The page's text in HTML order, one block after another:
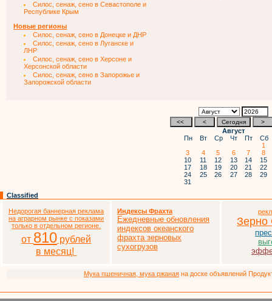
Силос, сенаж, сено в Севастополе и
Республике Крым
Новые регионы
Силос, сенаж, сено в Донецке и ДНР
Силос, сенаж, сено в Луганске и
ЛНР
Силос, сенаж, сено в Херсоне и
Херсонской области
Силос, сенаж, сено в Запорожье и
Запорожской области
Август
Пн
Вт Ср Чт Пт Сб
1
3
4 5 6 7
8
10
11 12 13 14 15
17
18 19 20 21 22
24
25 26 27 28 29
31
Classified
Недорогая баннерная реклама
на аграрном рынке с показами
только в отдельном регионе.
от 810 рублей
в месяц!
Индексы Фрахта
Ежедневные обновления
индексов океанского
фрахта зерновых
сухогрузов
Зерно
Мука пшеничная, мука ржаная на доске объявлений